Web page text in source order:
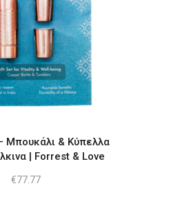
Μπουκάλι & Κύπελλα
| Forrest & Love
€77.77